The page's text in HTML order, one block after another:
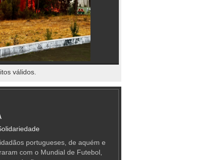
válidos.
portugueses, de aquém e
com o Mundial de Futebol,